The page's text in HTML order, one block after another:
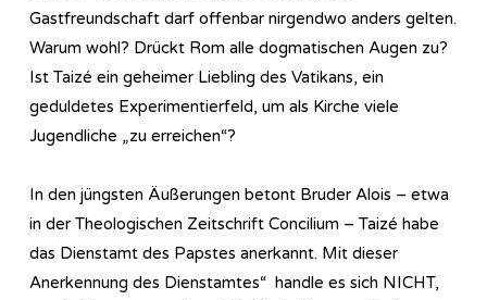
Gastfreundschaft darf offenbar nirgendwo anders gelten.
Warum wohl? Drückt Rom alle dogmatischen Augen zu?
Ist Taizé ein geheimer Liebling des Vatikans, ein
geduldetes Experimentierfeld, um als Kirche viele
Jugendliche „zu erreichen“?
In den jüngsten Äußerungen betont Bruder Alois – etwa
in der Theologischen Zeitschrift Concilium – Taizé habe
das Dienstamt des Papstes anerkannt. Mit dieser
Anerkennung des Dienstamtes“ handle es sich NICHT,